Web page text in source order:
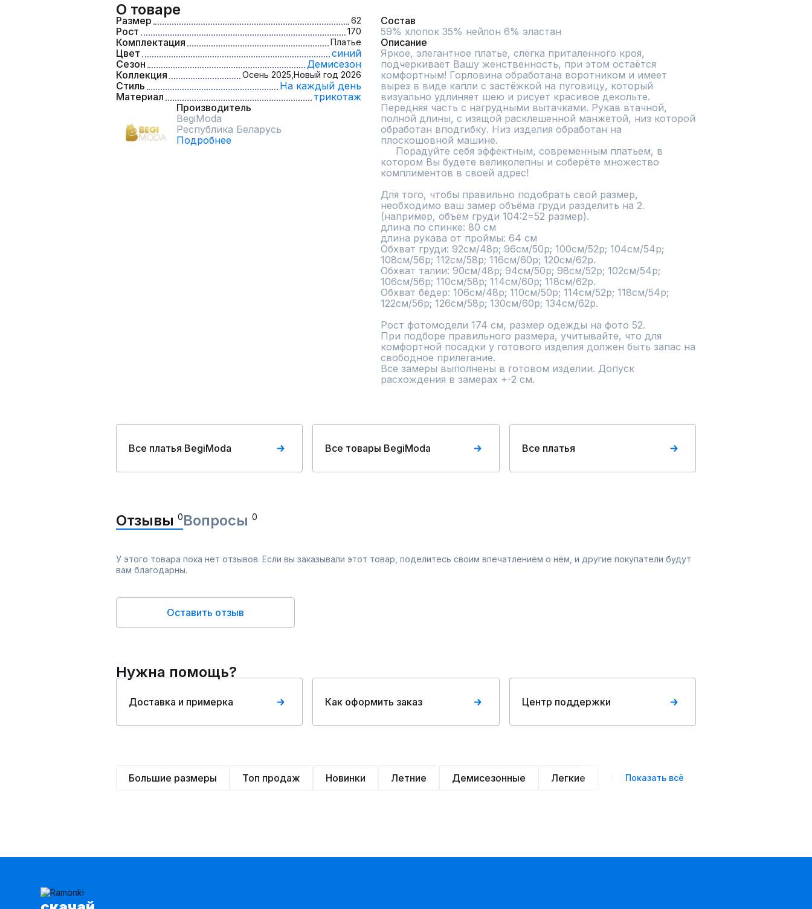
О товаре
Размер 62
Рост 170
Комплектация Платье
Цвет
синий
Сезон
Демисезон
Коллекция
Осень 2025, Новый год 2026
Стиль
На каждый день
Материал
трикотаж
Производитель
BegiModa
Республика Беларусь
Подробнее
Состав
59% хлопок 35% нейлон 6% эластан
Описание
Яркое, элегантное платье, слегка приталенного кроя,
подчеркивает Вашу женственность, при этом остаётся
комфортным! Горловина обработана воротником и имеет
вырез в виде капли с застёжкой на пуговицу, который
визуально удлиняет шею и рисует красивое декольте.
Передняя часть с нагрудными вытачками. Рукав втачной,
полной длины, с изящой расклешенной манжетой, низ которой
обработан вподгибку. Низ изделия обработан на
плоскошовной машине.
котором Вы будете великолепны и соберёте множество
комплиментов в своей адрес!
Для того, чтобы правильно подобрать свой размер,
необходимо ваш замер объёма груди разделить на 2.
(например, объём груди 104:2=52 размер).
длина по спинке: 80 см
длина рукава от проймы: 64 см
Обхват груди: 92см/48р; 96см/50р; 100см/52р; 104см/54р;
108см/56р; 112см/58р; 116см/60р; 120см/62р.
Обхват талии: 90см/48р; 94см/50р; 98см/52р; 102см/54р;
106см/56р; 110см/58р; 114см/60р; 118см/62р.
Обхват бёдер: 106см/48р; 110см/50р; 114см/52р; 118см/54р;
122см/56р; 126см/58р; 130см/60р; 134см/62р.
Рост фотомодели 174 см, размер одежды на фото 52.
При подборе правильного размера, учитывайте, что для
комфортной посадки у готового изделия должен быть запас на
свободное прилегание.
Все замеры выполнены в готовом изделии. Допуск
расхождения в замерах +-2 см.
Все платья BegiModa Все товары BegiModa Все платья
Отзывы 0Вопросы 0
У этого товара пока нет отзывов. Если вы заказывали этот товар, поделитесь своим впечатлением о нём, и другие покупатели будут
вам благодарны.
Оставить отзыв
Нужна помощь?
Доставка и примерка Как оформить заказ Центр поддержки
Большие размеры Топ продаж Новинки Летние Демисезонные Легкие Нарядные
Показать всё